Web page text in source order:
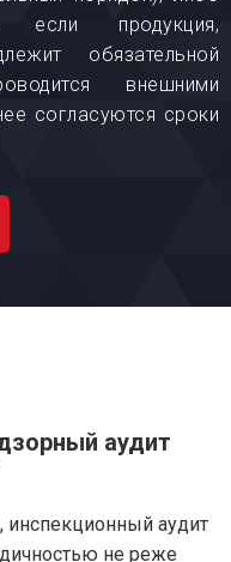
если продукция,
обязательной
внешними
согласуются сроки
аудит
аудит
не реже